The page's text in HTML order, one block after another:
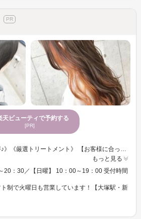
天ビューティで予約する
[PR]
《丁寧な施術と接客が好評♪》《厳選トリートメント》 【お客様に合ったプロデュースで”キレイ・カッコイイ”を叶えます♪♪こうなりたい！をお聞かせ下さい◎】 トレンドをおさえたヘアデザインで褒められスタイルに♪♪イメチェンしたい方も☆彡 ツヤ髪カラーやオーガニックカラー白髪染め・デザインブリーチなど年代やライフスタイルに合わせた１人１人に似合うデザインを提供致します◎ 何か雰囲気を変えたいという方に是非ご来店頂きたいです。ナチュラルだけど雰囲気のあるスタイルや、ちょっと思い切ってデザインを入れたスタイルなど《なりたい》や《似合うかな》の不安に丁寧なカウンセリングで要望をお聞きし、寄り添った提案や施術ができるようryu大塚スタッフ一同がお手伝いさせて頂きます。 【大塚駅・新大塚駅・巣鴨駅・板橋駅】 【艶カラー/髪質改善縮毛矯正/オーガニックカラー/白髪染め/ケアブリーチ/インナーカラー/ハイライト/メンズカット/メンズパーマ/メンズカラー/ヘッドスパ/トリートメント】
もっと見る
20：30／【日曜】 10：00～19：00 受付時間
ト制で火曜日も営業しています！【大塚駅・新